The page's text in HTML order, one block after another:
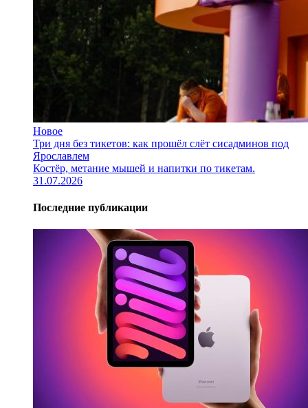
Новое
Три дня без тикетов: как прошёл слёт сисадминов под
Ярославлем
Костёр, метание мышей и напитки по тикетам.
31.07.2026
Последние публикации